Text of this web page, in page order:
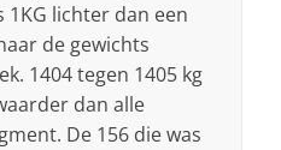
1KG lichter dan een
de gewichts
1404 tegen 1405 kg
dan alle
De 156 die was